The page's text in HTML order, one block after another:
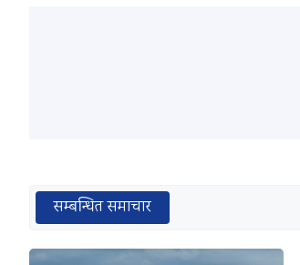
सम्बन्धित समाचार